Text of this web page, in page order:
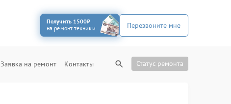
Получить 1500₽
на ремонт техники
Перезвоните мне
Заявка на ремонт Контакты Статус ремонта